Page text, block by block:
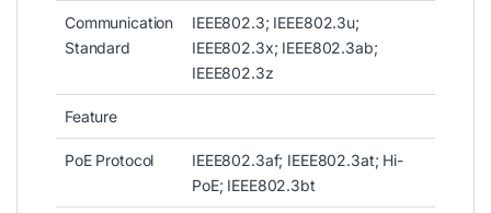
Communication
Standard
IEEE802.3; IEEE802.3u;
IEEE802.3x; IEEE802.3ab;
IEEE802.3z
Feature
PoE Protocol
IEEE802.3af; IEEE802.3at; Hi-
PoE; IEEE802.3bt